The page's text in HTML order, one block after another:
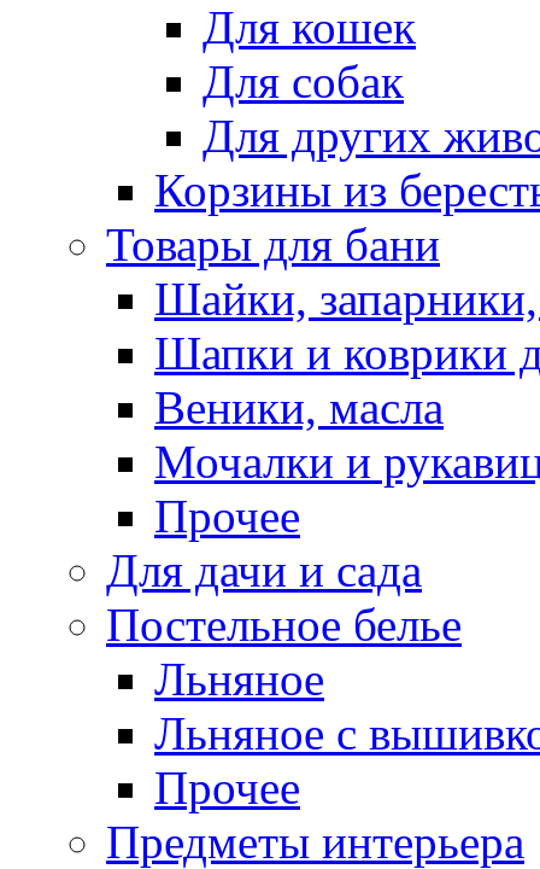
Для кошек
Для собак
Для других
Корзины из
Товары для бани
Шайки,
Шапки и коврики
Веники, масла
Мочалки и
Прочее
Для дачи и сада
Постельное белье
Льняное
Льняное с
Прочее
Предметы интерьера